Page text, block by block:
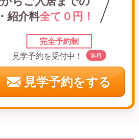
紹介料全て０円！
完全予約制
見学予約を受付中！
無料
見学予約をする